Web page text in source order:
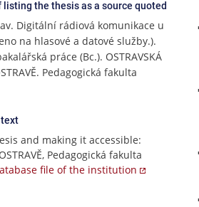
the thesis as a source quoted
Digitální rádiová komunikace u
na hlasové a datové služby.).
práce (Bc.). OSTRAVSKÁ
Pedagogická fakulta
text
and making it accessible:
Pedagogická fakulta
file of the institution